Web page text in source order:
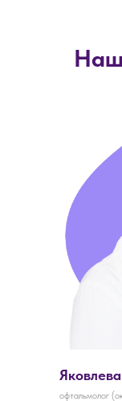
офтальмолог